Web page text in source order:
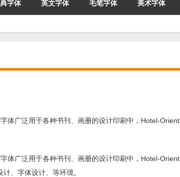
字体 英文字体 毛笔字体 美术字体
体广泛用于各种书刊、画册的设计印刷中，Hotel-
体广泛用于各种书刊、画册的设计印刷中，Hotel-
、字体设计、等环境。